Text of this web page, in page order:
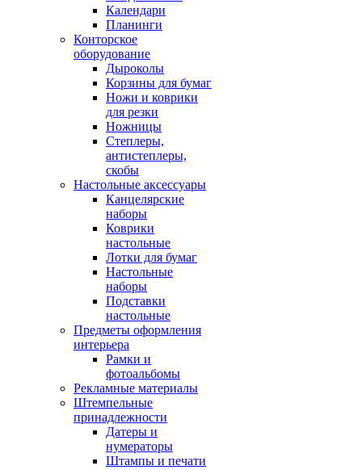
Календари
Планинги
Конторское
оборудование
Дыроколы
Корзины для бумаг
Ножи и коврики
для резки
Ножницы
Степлеры,
антистеплеры,
скобы
Настольные аксессуары
Канцелярские
наборы
Коврики
настольные
Лотки для бумаг
Настольные
наборы
Подставки
настольные
Предметы оформления
интерьера
Рамки и
фотоальбомы
Рекламные материалы
Штемпельные
принадлежности
Датеры и
нумераторы
Штампы и печати